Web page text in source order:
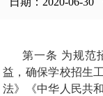
第一条 为规范
益，确保学校招生
法》《中华人民共